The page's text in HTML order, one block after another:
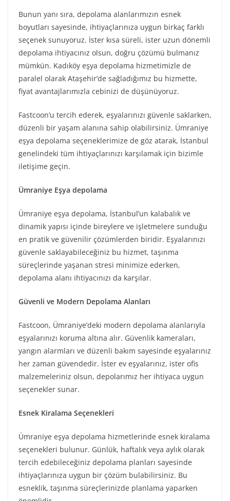
Bunun yanı sıra, depolama alanlarımızın esnek
boyutları sayesinde, ihtiyaçlarınıza uygun birkaç farklı
seçenek sunuyoruz. İster kısa süreli, ister uzun dönemli
depolama ihtiyacınız olsun, doğru çözümü bulmanız
mümkün. Kadıköy eşya depolama hizmetimizle de
paralel olarak Ataşehir’de sağladığımız bu hizmette,
fiyat avantajlarımızla cebinizi de düşünüyoruz.
Fastcoon’u tercih ederek, eşyalarınızı güvenle saklarken,
düzenli bir yaşam alanına sahip olabilirsiniz. Ümraniye
eşya depolama seçeneklerimize de göz atarak, İstanbul
genelindeki tüm ihtiyaçlarınızı karşılamak için bizimle
iletişime geçin.
Ümraniye Eşya depolama
Ümraniye eşya depolama, İstanbul’un kalabalık ve
dinamik yapısı içinde bireylere ve işletmelere sunduğu
en pratik ve güvenilir çözümlerden biridir. Eşyalarınızı
güvenle saklayabileceğiniz bu hizmet, taşınma
süreçlerinde yaşanan stresi minimize ederken,
depolama alanı ihtiyacınızı da karşılar.
Güvenli ve Modern Depolama Alanları
Fastcoon, Ümraniye’deki modern depolama alanlarıyla
eşyalarınızı koruma altına alır. Güvenlik kameraları,
yangın alarmları ve düzenli bakım sayesinde eşyalarınız
her zaman güvendedir. İster ev eşyalarınız, ister ofis
malzemeleriniz olsun, depolarımız her ihtiyaca uygun
seçenekler sunar.
Esnek Kiralama Seçenekleri
Ümraniye eşya depolama hizmetlerinde esnek kiralama
seçenekleri bulunur. Günlük, haftalık veya aylık olarak
tercih edebileceğiniz depolama planları sayesinde
ihtiyaçlarınıza uygun bir çözüm bulabilirsiniz. Bu
esneklik, taşınma süreçlerinizde planlama yaparken